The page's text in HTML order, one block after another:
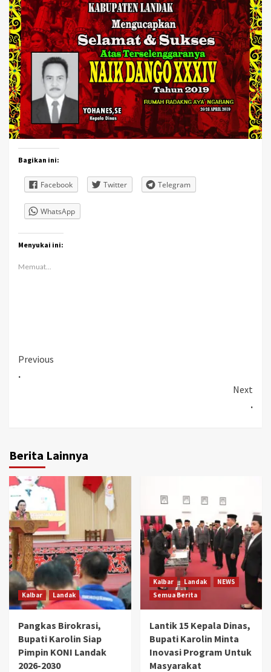
Bagikan ini:
Facebook Twitter Telegram
WhatsApp
Menyukai ini:
Memuat...
Continue
Reading
Previous
.
Next
.
Berita Lainnya
Kalbar Landak
Pangkas Birokrasi,
Bupati Karolin Siap
Pimpin KONI Landak
2026-2030
Kalbar Landak
NEWS
Semua Berita
Lantik 15 Kepala Dinas,
Bupati Karolin Minta
Inovasi Program Untuk
Masyarakat